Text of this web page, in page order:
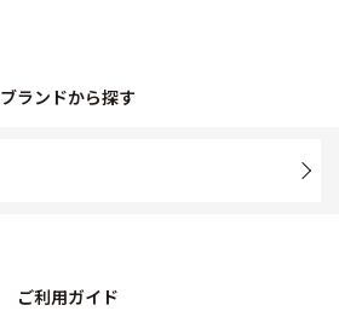
ブランドから探す
ご利用ガイド